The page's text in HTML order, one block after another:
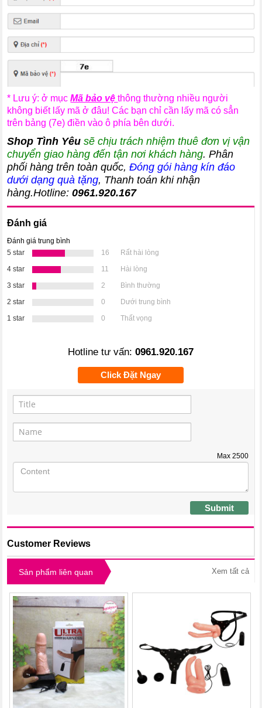
* Lưu ý: ở mụcMã bảo vệthông thường nhiều người
không biết lấy mã ở đâu! Các bạn chỉ cần lấy mã có sẳn
trên bảng (7e) điền vào ô phía bên dưới.
Shop Tình Yêu sẽ chịu trách nhiệm thuê đơn vị vận
chuyển giao hàng đến tận nơi khách hàng. Phân
phối hàng trên toàn quốc,Đóng gói hàng kín đáo
dưới dạng quà tặng, Thanh toán khi nhận
hàng.Hotline:0961.920.167
Đánh giá
Đánh giá trung bình
5 star
16
Rất hài lòng
4 star
11
Hài lòng
3 star
2
Bình thường
2 star
0
Dưới trung bình
1 star
0 Thất vọng
Hotline tư vấn: 0961.920.167
Click Đặt Ngay
Max 2500
Submit
Customer Reviews
Sản phẩm liên quan Xem tất cả